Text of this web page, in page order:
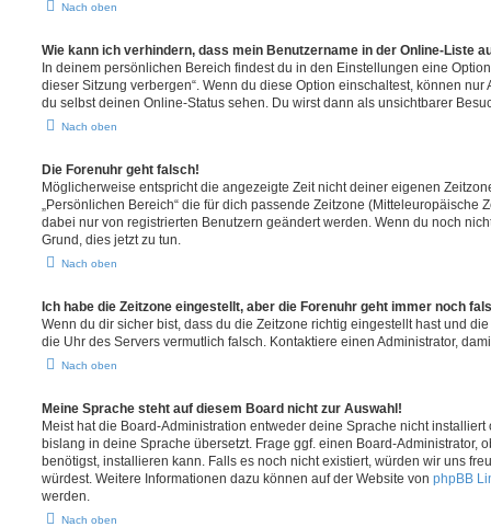
Nach oben
Wie kann ich verhindern, dass mein Benutzername in der Online-Liste
In deinem persönlichen Bereich findest du in den Einstellungen eine
dieser Sitzung verbergen“. Wenn du diese Option einschaltest, können
du selbst deinen Online-Status sehen. Du wirst dann als unsichtbarer
Nach oben
Die Forenuhr geht falsch!
Möglicherweise entspricht die angezeigte Zeit nicht deiner eigenen
„Persönlichen Bereich“ die für dich passende Zeitzone (Mitteleuropäische
dabei nur von registrierten Benutzern geändert werden. Wenn du noch
Grund, dies jetzt zu tun.
Nach oben
Ich habe die Zeitzone eingestellt, aber die Forenuhr geht immer noch
Wenn du dir sicher bist, dass du die Zeitzone richtig eingestellt hast und
die Uhr des Servers vermutlich falsch. Kontaktiere einen Administrator,
Nach oben
Meine Sprache steht auf diesem Board nicht zur Auswahl!
Meist hat die Board-Administration entweder deine Sprache nicht
bislang in deine Sprache übersetzt. Frage ggf. einen Board-Administrator,
benötigst, installieren kann. Falls es noch nicht existiert, würden wir uns
würdest. Weitere Informationen dazu können auf der Website von phpBB
werden.
Nach oben